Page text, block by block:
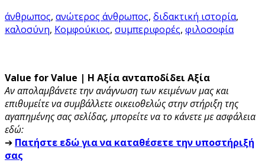
άνθρωπος, ανώτερος άνθρωπος, διδακτική ιστορία,
καλοσύνη, Κομφούκιος, συμπεριφορές, φιλοσοφία
Value for Value | Η Αξία ανταποδίδει Αξία
Αν απολαμβάνετε την ανάγνωση των κειμένων μας και
επιθυμείτε να συμβάλλετε οικειοθελώς στην στήριξη της
αγαπημένης σας σελίδας, μπορείτε να το κάνετε με ασφάλεια
εδώ:
➔ Πατήστε εδώ για να καταθέσετε την υποστήριξή
σας